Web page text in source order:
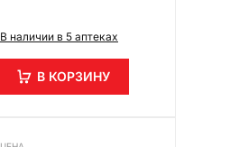
В наличии в 5 аптеках
В КОРЗИНУ